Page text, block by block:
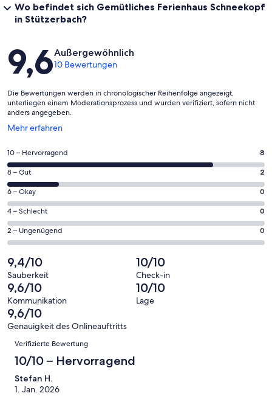
Wo befindet sich Gemütliches Ferienhaus Schneekopf
in Stützerbach?
Bewertungen
9,6Außergewöhnlich
10 Bewertungen
Die Bewertungen werden in chronologischer Reihenfolge angezeigt,
unterliegen einem Moderationsprozess und wurden verifiziert, sofern nicht
anders angegeben.
Mehr erfahren
Wird
einem
neuen
Fenster
geöffnet
8
von
insgesamt
10
Gästebewertungen
haben
eine
Bewertung
von
10
-
Hervorragend
10 – Hervorragend 8
2
von
insgesamt
10
Gästebewertungen
haben
Bewertung
von
8
-
Gut
8 – Gut 2
0
von
insgesamt
10
Gästebewertungen
haben
eine
Bewertung
von
6
-
Okay
6 – Okay 0
0
von
insgesamt
Gästebewertungen
haben
eine
Bewertung
von
4
Schlecht
4 – Schlecht 0
0
von
insgesamt
10
Gästebewertungen
haben
eine
Bewertung
Ungenügend
2 – Ungenügend 0
9,4/10
Sauberkeit
10/10
Check-in
9,6/10
Kommunikation
10/10
Lage
9,6/10
Genauigkeit des Onlineauftritts
Bewertungen
Verifizierte Bewertung
10/10 – Hervorragend
Stefan H.
1. Jan. 2026